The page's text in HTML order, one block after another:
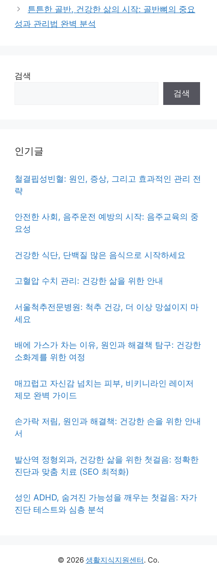
튼튼한 골반, 건강한 삶의 시작: 골반뼈의 중요
성과 관리법 완벽 분석
검색
검색
인기글
철결핍성빈혈: 원인, 증상, 그리고 효과적인 관리 전
략
안전한 사회, 음주운전 예방의 시작: 음주교육의 중
요성
건강한 식단, 단백질 많은 음식으로 시작하세요
고혈압 수치 관리: 건강한 삶을 위한 안내
서울척추전문병원: 척추 건강, 더 이상 망설이지 마
세요
배에 가스가 차는 이유, 원인과 해결책 탐구: 건강한
소화계를 위한 여정
매끄럽고 자신감 넘치는 피부, 비키니라인 레이저
제모 완벽 가이드
손가락 저림, 원인과 해결책: 건강한 손을 위한 안내
서
발산역 정형외과, 건강한 삶을 위한 첫걸음: 정확한
진단과 맞춤 치료 (SEO 최적화)
성인 ADHD, 숨겨진 가능성을 깨우는 첫걸음: 자가
진단 테스트와 심층 분석
© 2026 생활지식지원센터. Co.